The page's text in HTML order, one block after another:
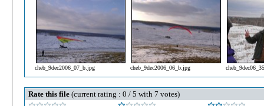
cheb_9dec2006_07_b.jpg cheb_9dec2006_06_b.jpg
Rate this file (current rating : 0 / 5 with 7 votes)